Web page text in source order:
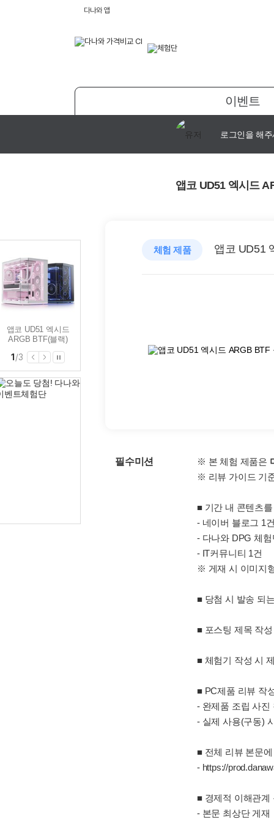
다나와 앱
이벤트
로그인을 해
앱코 G50 빅플로우
MESH ARGB BTF(블
랙)
2/3
앱코 UD51 엑시드
체험 제품 앱코 UD51
필수미션 ※ 본 체험 제품은
※ 리뷰 가이드 기
■ 기간 내 콘텐츠
- 네이버 블로그 1
- 다나와 DPG 체
- IT커뮤니티 1건
※ 게재 시 이미지
■ 당첨 시 발송 되
■ 포스팅 제목 작
■ 체험기 작성 시
■ PC제품 리뷰 작
- 완제품 조립 사진
- 실제 사용(구동)
■ 전체 리뷰 본문
- https://
■ 경제적 이해관계
- 본문 최상단 게재